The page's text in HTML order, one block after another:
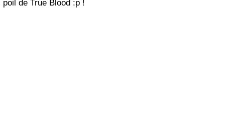
poil de True Blood :p !